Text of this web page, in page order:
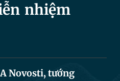
Bạn cần biết
nhiệm
Novosti, tướng